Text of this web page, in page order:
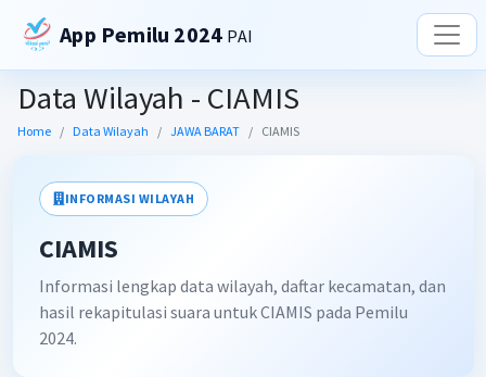
App Pemilu 2024 PAI
Data Wilayah - CIAMIS
Home Data Wilayah JAWA BARAT CIAMIS
INFORMASI WILAYAH
CIAMIS
Informasi lengkap data wilayah, daftar kecamatan, dan
hasil rekapitulasi suara untuk CIAMIS pada Pemilu
2024.